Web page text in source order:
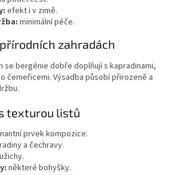
efekt i v zimě.
minimální péče.
zahradách
se bergénie dobře doplňují s kapradinami,
čemeřicemi. Výsadba působí přirozeně a
texturou listů
prvek kompozice.
a čechravy.
některé bohyšky.